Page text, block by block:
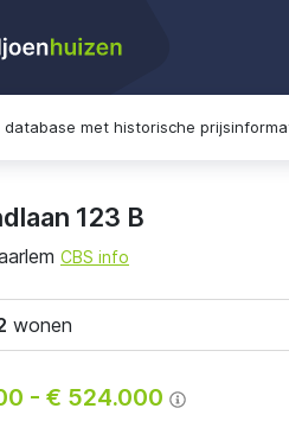
met historische
123 B
CBS info
wonen
- € 524.000